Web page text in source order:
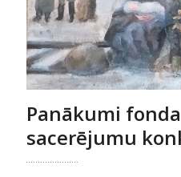
Panākumi
sacerējumu